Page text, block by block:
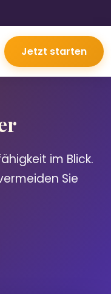
Jetzt starten
im Blick.
Sie